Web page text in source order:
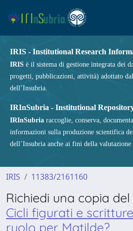
IRIS - Institutional Research
IRIS è il sistema di gestione integrata dei
progetti, pubblicazioni, attività) adottato
dell’Insubria.
IRInSubria - Institutional
IRInSubria raccoglie, conserva,
informazioni sulla produzione scientifica
dell’Insubria anche ai fini della valutazione
IRIS 11383/2161160
Richiedi una copia
Cicli figurati e
ruolo per Matilde?